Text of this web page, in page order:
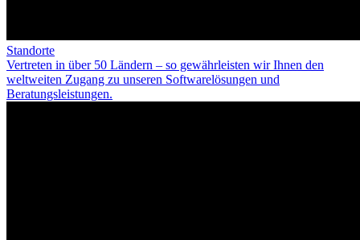
Standorte
Vertreten in über 50 Ländern – so gewährleisten wir Ihnen den
weltweiten Zugang zu unseren Softwarelösungen und
Beratungsleistungen.